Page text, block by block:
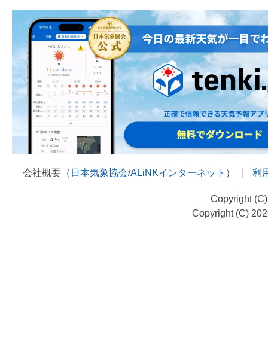
会社概要（ 日本気象協会/ALiNKインターネット ） 利
Copyright
Copyright (C)